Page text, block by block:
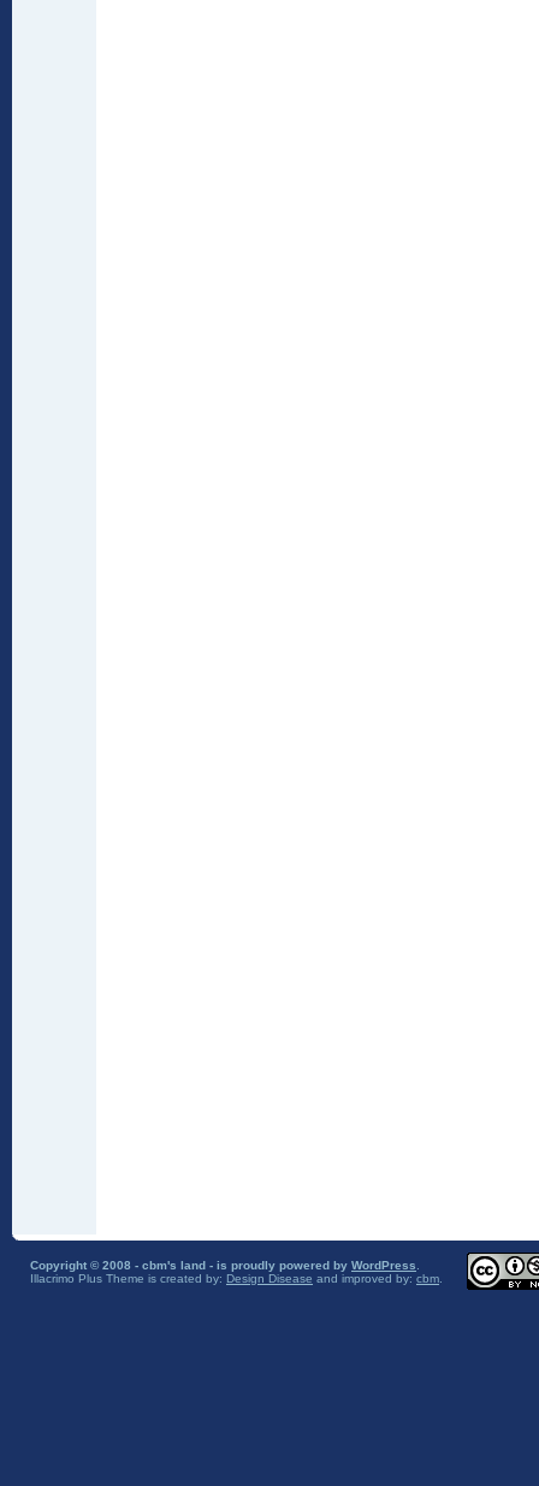
Copyright © 2008 - cbm's land - is proudly powered by WordPress
Illacrimo Plus Theme is created by: Design Disease and improved by: cbm